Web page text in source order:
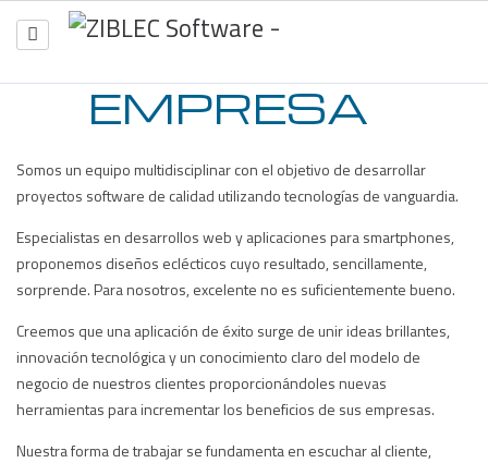
INICIO EMPRESA SERVICIOS PROYECTOS
EMPRESA
Somos un equipo multidisciplinar con el objetivo de desarrollar
proyectos software de calidad utilizando tecnologías de vanguardia.
Especialistas en desarrollos web y aplicaciones para smartphones,
proponemos diseños eclécticos cuyo resultado, sencillamente,
sorprende. Para nosotros, excelente no es suficientemente bueno.
Creemos que una aplicación de éxito surge de unir ideas brillantes,
innovación tecnológica y un conocimiento claro del modelo de
negocio de nuestros clientes proporcionándoles nuevas
herramientas para incrementar los beneficios de sus empresas.
Nuestra forma de trabajar se fundamenta en escuchar al cliente,